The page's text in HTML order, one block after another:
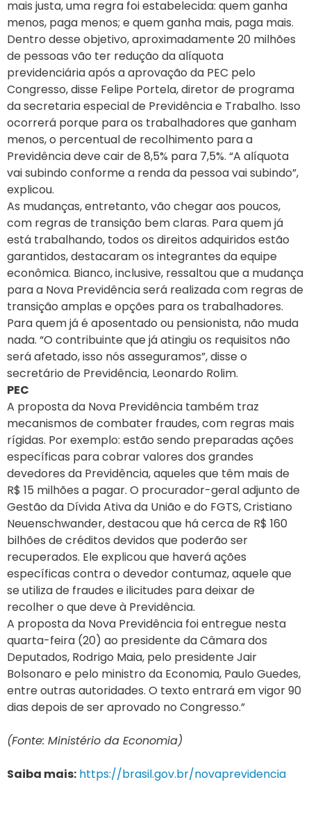
mais justa, uma regra foi estabelecida: quem ganha
menos, paga menos; e quem ganha mais, paga mais.
Dentro desse objetivo, aproximadamente 20 milhões
de pessoas vão ter redução da alíquota
previdenciária após a aprovação da PEC pelo
Congresso, disse Felipe Portela, diretor de programa
da secretaria especial de Previdência e Trabalho. Isso
ocorrerá porque para os trabalhadores que ganham
menos, o percentual de recolhimento para a
Previdência deve cair de 8,5% para 7,5%. “A alíquota
vai subindo conforme a renda da pessoa vai subindo”,
explicou.
As mudanças, entretanto, vão chegar aos poucos,
com regras de transição bem claras. Para quem já
está trabalhando, todos os direitos adquiridos estão
garantidos, destacaram os integrantes da equipe
econômica. Bianco, inclusive, ressaltou que a mudança
para a Nova Previdência será realizada com regras de
transição amplas e opções para os trabalhadores.
Para quem já é aposentado ou pensionista, não muda
nada. “O contribuinte que já atingiu os requisitos não
será afetado, isso nós asseguramos”, disse o
secretário de Previdência, Leonardo Rolim.
PEC
A proposta da Nova Previdência também traz
mecanismos de combater fraudes, com regras mais
rígidas. Por exemplo: estão sendo preparadas ações
específicas para cobrar valores dos grandes
devedores da Previdência, aqueles que têm mais de
R$ 15 milhões a pagar. O procurador-geral adjunto de
Gestão da Dívida Ativa da União e do FGTS, Cristiano
Neuenschwander, destacou que há cerca de R$ 160
bilhões de créditos devidos que poderão ser
recuperados. Ele explicou que haverá ações
específicas contra o devedor contumaz, aquele que
se utiliza de fraudes e ilicitudes para deixar de
recolher o que deve à Previdência.
A proposta da Nova Previdência foi entregue nesta
quarta-feira (20) ao presidente da Câmara dos
Deputados, Rodrigo Maia, pelo presidente Jair
Bolsonaro e pelo ministro da Economia, Paulo Guedes,
entre outras autoridades. O texto entrará em vigor 90
dias depois de ser aprovado no Congresso.”
(Fonte: Ministério da Economia)
Saiba mais: https://brasil.gov.br/novaprevidencia